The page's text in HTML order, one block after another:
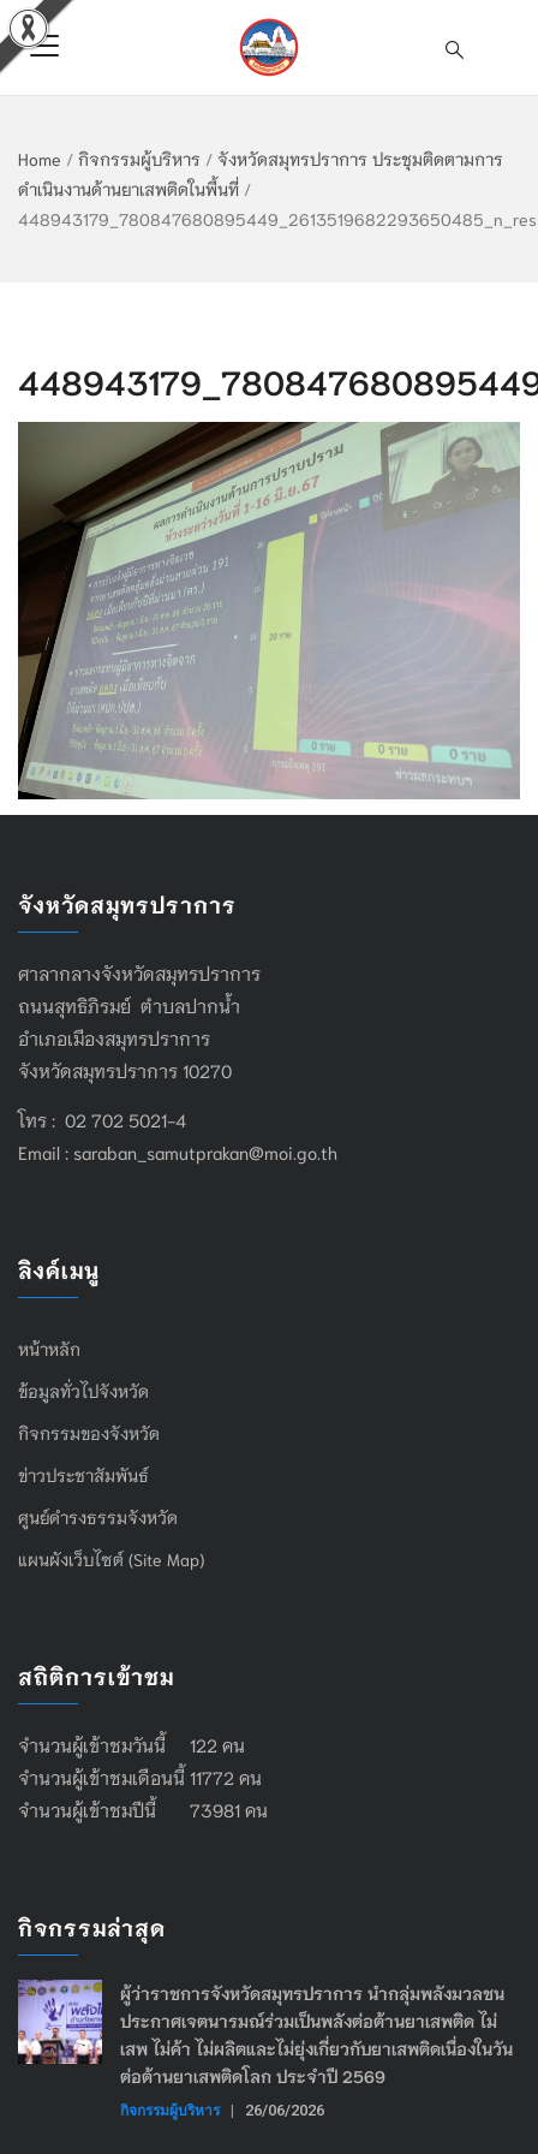
Home / กิจกรรมผู้บริหาร / จังหวัดสมุทรปราการ ประชุมติดตามการ
ดำเนินงานด้านยาเสพติดในพื้นที่ /
จังหวัดสมุทรปราการ
ศาลากลางจังหวัดสมุทรปราการ
ถนนสุทธิภิรมย์ ตำบลปากน้ำ
อำเภอเมืองสมุทรปราการ
จังหวัดสมุทรปราการ 10270
โทร : 02 702 5021-4
Email : saraban_samutprakan@moi.go.th
ลิงค์เมนู
หน้าหลัก
ข้อมูลทั่วไปจังหวัด
กิจกรรมของจังหวัด
ข่าวประชาสัมพันธ์
ศูนย์ดำรงธรรมจังหวัด
แผนผังเว็บไซต์ (Site Map)
สถิติการเข้าชม
จำนวนผู้เข้าชมวันนี้ 122 คน
จำนวนผู้เข้าชมเดือนนี้ 11772 คน
จำนวนผู้เข้าชมปีนี้ 73981 คน
กิจกรรมล่าสุด
ผู้ว่าราชการจังหวัดสมุทรปราการ นำกลุ่มพลังมวลชน
ประกาศเจตนารมณ์ร่วมเป็นพลังต่อต้านยาเสพติด ไม่
เสพ ไม่ค้า ไม่ผลิตและไม่ยุ่งเกี่ยวกับยาเสพติดเนื่องในวัน
ต่อต้านยาเสพติดโลก ประจำปี 2569
กิจกรรมผู้บริหาร | 26/06/2026